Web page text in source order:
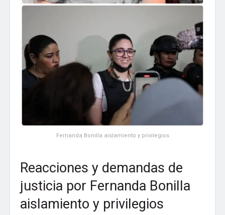
Fernanda Bonilla aislamiento y privilegios
Reacciones y demandas de
justicia por Fernanda Bonilla
aislamiento y privilegios